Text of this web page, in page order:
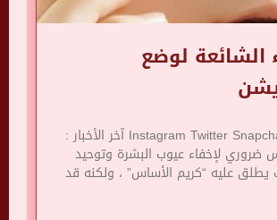
الشائعة لوضع
Instagram Twitter Snapchat Youtube آخر الأخبار :
ضروري لإخفاء عيوب البشرة وتوحيد
يطلق عليه “كريم الأساس” ، ولكنه قد